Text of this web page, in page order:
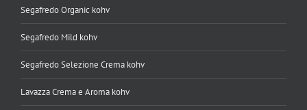
Segafredo Organic kohv
Segafredo Mild kohv
Segafredo Selezione Crema kohv
Lavazza Crema e Aroma kohv